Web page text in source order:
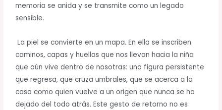
memoria se anida y se transmite como un legado
sensible.
La piel se convierte en un mapa. En ella se inscriben
caminos, capas y huellas que nos llevan hacia la niña
que aún vive dentro de nosotras: una figura persistente
que regresa, que cruza umbrales, que se acerca a la
casa como quien vuelve a un origen que nunca se ha
dejado del todo atrás. Este gesto de retorno no es
memoria